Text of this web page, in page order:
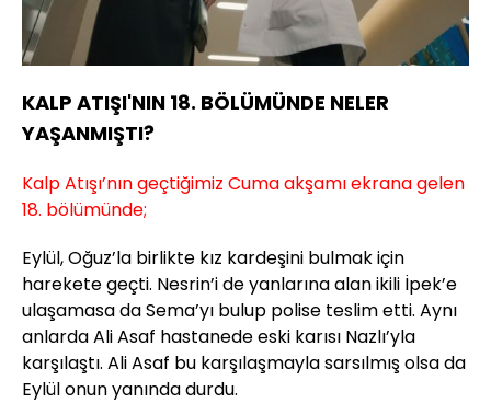
KALP ATIŞI'NIN 18. BÖLÜMÜNDE NELER
YAŞANMIŞTI?
Kalp Atışı’nın geçtiğimiz Cuma akşamı ekrana gelen
18. bölümünde;
Eylül, Oğuz’la birlikte kız kardeşini bulmak için
harekete geçti. Nesrin’i de yanlarına alan ikili İpek’e
ulaşamasa da Sema’yı bulup polise teslim etti. Aynı
anlarda Ali Asaf hastanede eski karısı Nazlı’yla
karşılaştı. Ali Asaf bu karşılaşmayla sarsılmış olsa da
Eylül onun yanında durdu.